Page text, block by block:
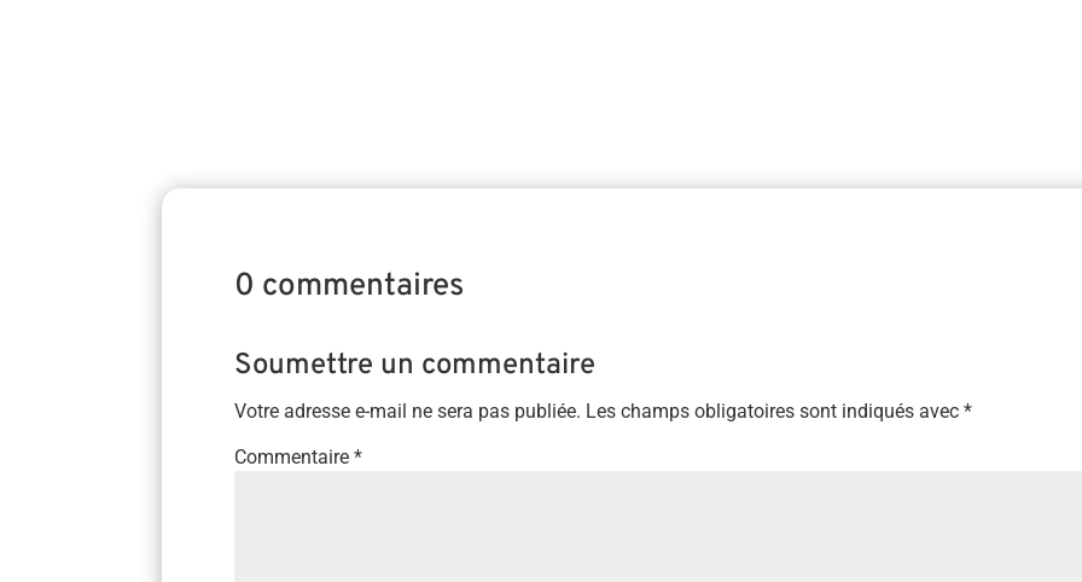
0 commentaires
Soumettre un commentaire
Votre adresse e-mail ne sera pas publiée. Les champs obligatoires sont indiqués avec*
Commentaire*